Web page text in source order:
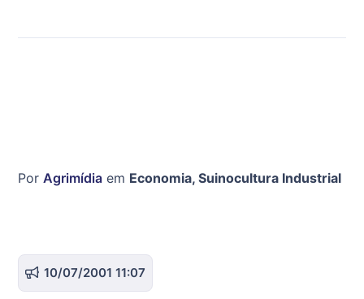
Por Agrimídia em Economia, Suinocultura Industrial
10/07/2001 11:07